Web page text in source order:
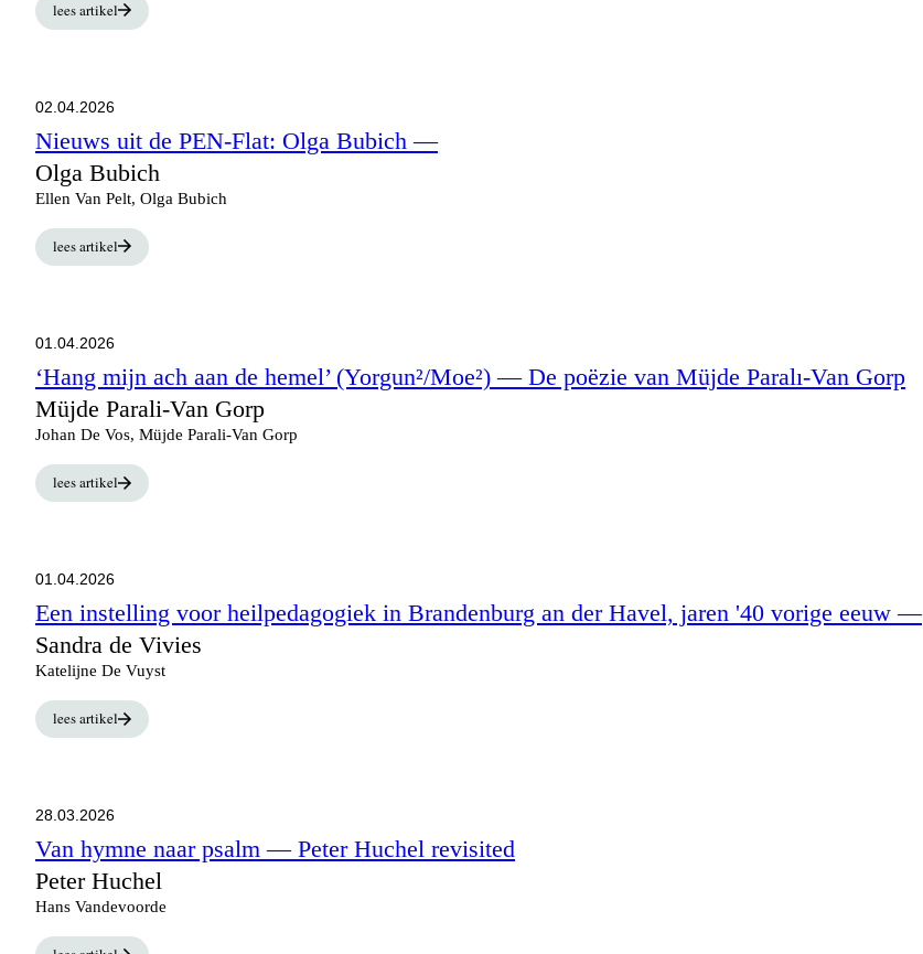
lees artikel
02.04.2026
Nieuws uit de PEN-Flat: Olga Bubich—
Olga Bubich
Ellen Van Pelt, Olga Bubich
lees artikel
01.04.2026
‘Hang mijn ach aan de hemel’ (Yorgun²/Moe²)— De poëzie van Müjde Paralı-Van Gorp
Müjde Parali-Van Gorp
Johan De Vos, Müjde Parali-Van Gorp
lees artikel
01.04.2026
Een instelling voor heilpedagogiek in Brandenburg an der Havel, jaren '40 vorige eeuw—
Sandra de Vivies
Katelijne De Vuyst
lees artikel
28.03.2026
Van hymne naar psalm— Peter Huchel revisited
Peter Huchel
Hans Vandevoorde